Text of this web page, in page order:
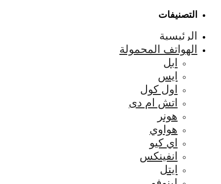
التصنيفات
الرئيسية
الهواتف المحمولة
ابل
ايس
اول كول
اتش ام دى
هونر
هواوي
اي كيو
انفينكس
ايتل